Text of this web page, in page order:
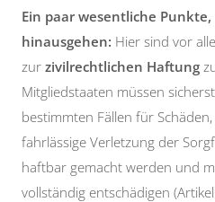
Ein paar wesentliche Punkte,
hinausgehen: Hier sind vor
zur zivilrechtlichen Haftung
Mitgliedstaaten müssen
bestimmten Fällen für
fahrlässige Verletzung der
haftbar gemacht werden und
vollständig entschädigen